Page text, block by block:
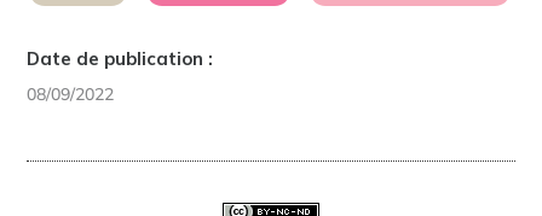
Date de publication :
08/09/2022